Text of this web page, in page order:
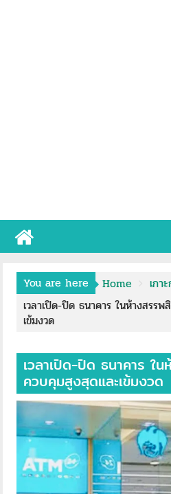
You are here Home เกา
เวลาเปิด-ปิด ธนาคาร ในห้างสรร
เข้มงวด
เวลาเปิด-ปิด ธนาคาร ใ
ควบคุมสูงสุดและเข้มงวด